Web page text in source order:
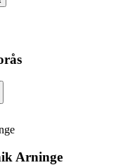
Arninge